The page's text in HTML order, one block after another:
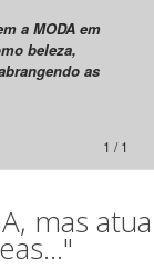
a MODA em
beleza,
as
1 / 1
mas atua